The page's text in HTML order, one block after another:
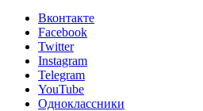
Вконтакте
Facebook
Twitter
Instagram
Telegram
YouTube
Одноклассники